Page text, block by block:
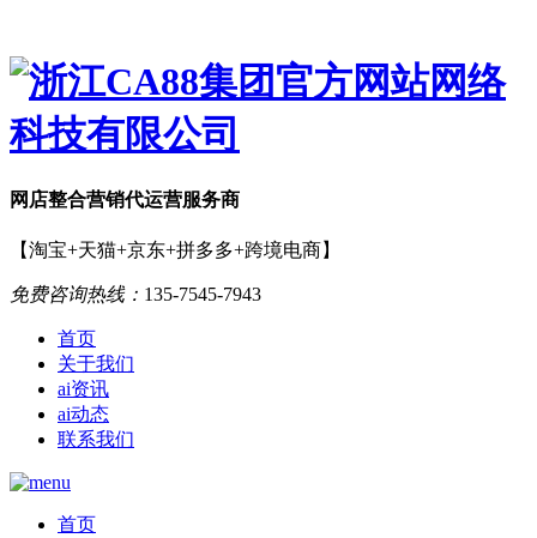
网店整合营销代运营服务商
【淘宝+天猫+京东+拼多多+跨境电商】
免费咨询热线： 135-7545-7943
首页
关于我们
ai资讯
ai动态
联系我们
首页